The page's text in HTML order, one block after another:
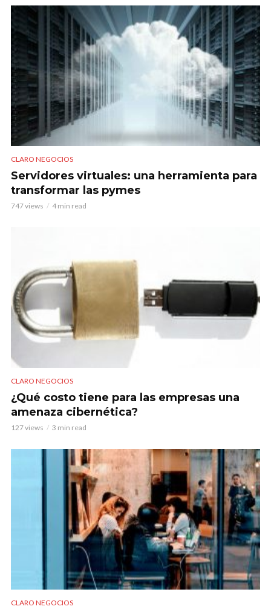
CLARO NEGOCIOS
Servidores virtuales: una herramienta para
transformar las pymes
747 views 4 min read
CLARO NEGOCIOS
¿Qué costo tiene para las empresas una
amenaza cibernética?
127 views 3 min read
CLARO NEGOCIOS